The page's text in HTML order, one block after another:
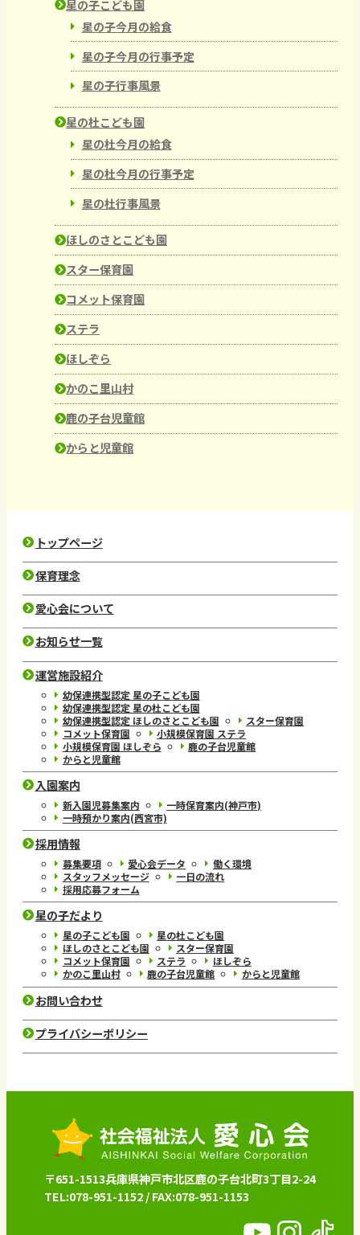
星の子こども園
星の子今月の給食
星の子今月の行事予定
星の子行事風景
星の杜こども園
星の杜今月の給食
星の杜今月の行事予定
星の杜行事風景
ほしのさとこども園
スター保育園
コメット保育園
ステラ
ほしぞら
かのこ里山村
鹿の子台児童館
からと児童館
トップページ
保育理念
愛心会について
お知らせ一覧
運営施設紹介
幼保連携型認定 星の子こども園
幼保連携型認定 星の杜こども園
幼保連携型認定 ほしのさとこども園
スター保育園
コメット保育園
小規模保育園 ステラ
小規模保育園 ほしぞら
鹿の子台児童館
からと児童館
入園案内
新入園児募集案内
一時保育案内(神戸市)
一時預かり案内(西宮市)
採用情報
募集要項 愛心会データ
働く環境
スタッフメッセージ
一日の流れ
採用応募フォーム
星の子だより
星の子こども園
星の杜こども園
ほしのさとこども園
スター保育園
コメット保育園
ステラ
ほしぞら
かのこ里山村
鹿の子台児童館 からと児童館
お問い合わせ
プライバシーポリシー
〒651-1513兵庫県神戸市北区鹿の子台北町3丁目2-24
TEL:078-951-1152 / FAX:078-951-1153